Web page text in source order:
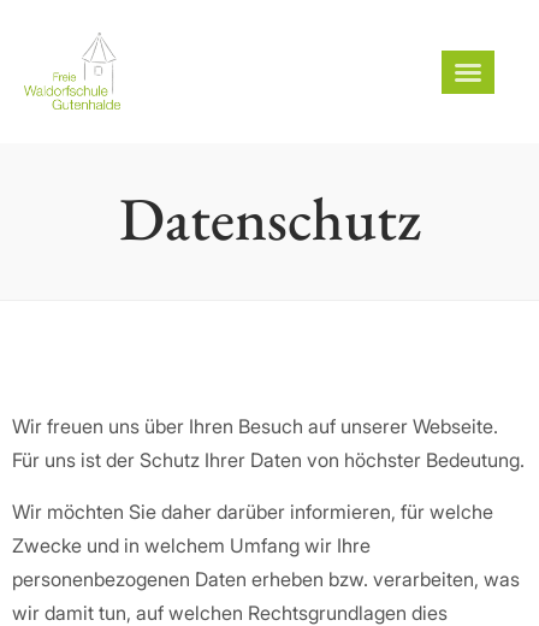
Datenschutz
Wir freuen uns über Ihren Besuch auf unserer Webseite.
Für uns ist der Schutz Ihrer Daten von höchster Bedeutung.
Wir möchten Sie daher darüber informieren, für welche
Zwecke und in welchem Umfang wir Ihre
personenbezogenen Daten erheben bzw. verarbeiten, was
wir damit tun, auf welchen Rechtsgrundlagen dies